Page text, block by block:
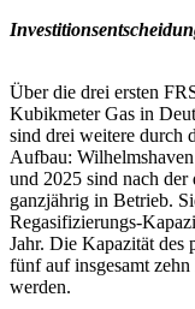
Über die drei ersten
Kubikmeter Gas in
sind drei weitere durch
Aufbau:
und 2025 sind nach
ganzjährig in Betrieb.
Regasifizierungs-
Jahr. Die Kapazität
fünf auf insgesamt
werden.